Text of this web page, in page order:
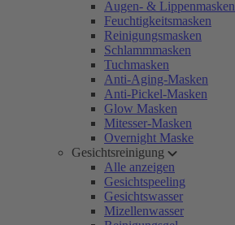
Augen- & Lippenmasken
Feuchtigkeitsmasken
Reinigungsmasken
Schlammmasken
Tuchmasken
Anti-Aging-Masken
Anti-Pickel-Masken
Glow Masken
Mitesser-Masken
Overnight Maske
Gesichtsreinigung
Alle anzeigen
Gesichtspeeling
Gesichtswasser
Mizellenwasser